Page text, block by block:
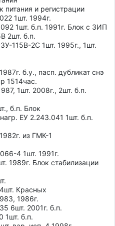
питания и регистрации
1шт. 1994г.
1шт. б.п. 1991г. Блок с ЗИП
2шт. б.п.
115В-2С 1шт. 1995г., 1шт.
б.у., пасп. дубликат снэ
1514час.
1шт. 2008г., 2шт. б.п.
б.п. Блок
ЕУ 2.243.041 1шт. б.п.
из ГМК-1
4 1шт. 1991г.
1989г. Блок стабилизации
Красных
1986г.
6шт. 2001г. б.п.
1шт. б.п.